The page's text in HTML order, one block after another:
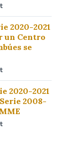
2020-2021
un Centro
se
2020-2021
2008-